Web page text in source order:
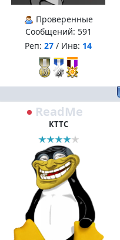
Проверенные
Сообщений: 591
Реп: 27 / Инв: 14
ReadMe
КТТС